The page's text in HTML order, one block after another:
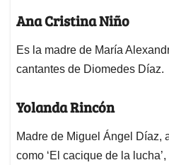
Ana Cristina Niño
Es la madre de María
cantantes de Diomedes Díaz.
Yolanda Rincón
Madre de Miguel Ángel Díaz,
como ‘El cacique de la